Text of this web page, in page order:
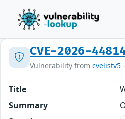
CVE-2026-
Vulnerability from cvelistv5
Title
Summary